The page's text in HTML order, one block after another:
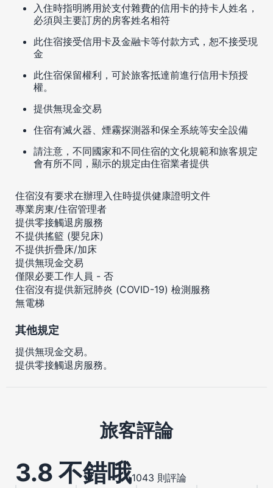
入住時指明將用於支付雜費的信用卡的持卡人姓名，
必須與主要訂房的房客姓名相符
此住宿接受信用卡及金融卡等付款方式，恕不接受現
金
此住宿保留權利，可於旅客抵達前進行信用卡預授
權。
提供無現金交易
住宿有滅火器、煙霧探測器和保全系統等安全設備
請注意，不同國家和不同住宿的文化規範和旅客規定
會有所不同，顯示的規定由住宿業者提供
住宿沒有要求在辦理入住時提供健康證明文件
專業房東/住宿管理者
提供零接觸退房服務
不提供搖籃 (嬰兒床)
不提供折疊床/加床
提供無現金交易
僅限必要工作人員 - 否
住宿沒有提供新冠肺炎 (COVID-19) 檢測服務
無電梯
其他規定
提供無現金交易。
提供零接觸退房服務。
旅客評論
3.8 不錯哦1043 則評論